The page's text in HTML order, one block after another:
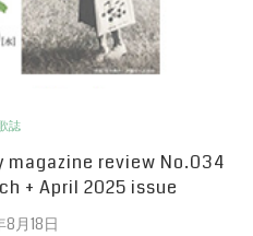
誌
magazine review No.034
+ April 2025 issue
8月18日